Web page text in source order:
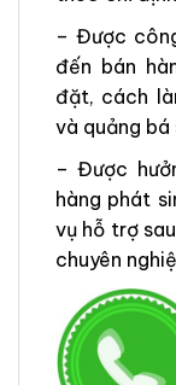
– Được
đến bán
đặt, cách
và quảng bá
– Được
hàng phát
vụ hỗ trợ
chuyên